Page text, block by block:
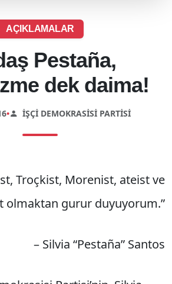
AÇIKLAMALAR
Pestaña,
dek daima!
• İŞÇI DEMOKRASISI PARTISI
Troçkist, Morenist, ateist ve
olmaktan gurur duyuyorum.”
– Silvia “Pestaña” Santos